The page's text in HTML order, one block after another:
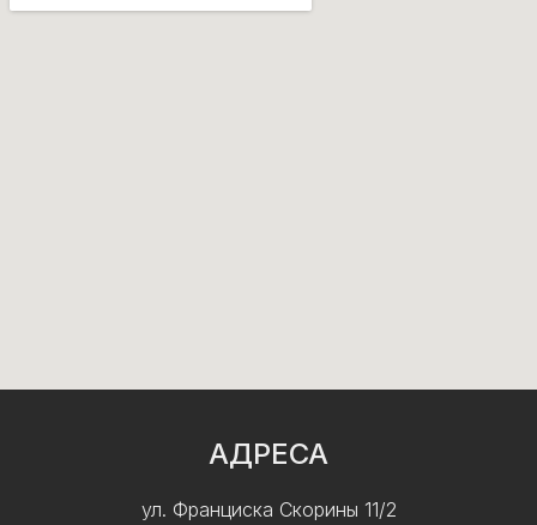
АДРЕСА
ул. Франциска Скорины 11/2